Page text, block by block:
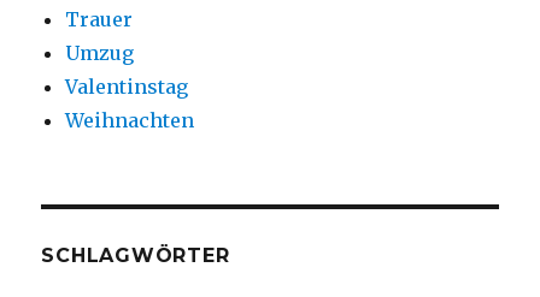
Trauer
Umzug
Valentinstag
Weihnachten
SCHLAGWÖRTER